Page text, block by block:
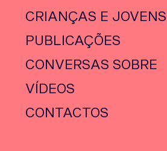
CRIANÇAS E JOVENS
PUBLICAÇÕES
CONVERSAS SOBRE
VÍDEOS
CONTACTOS